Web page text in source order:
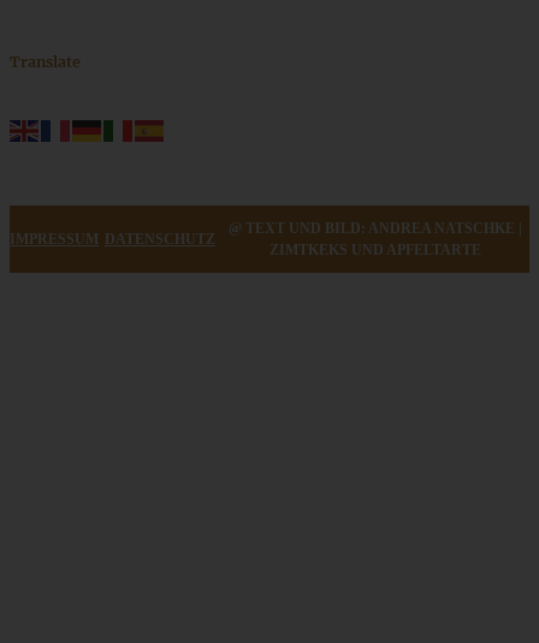
Translate
IMPRESSUM DATENSCHUTZ
@ TEXT UND BILD: ANDREA NATSCHKE |
ZIMTKEKS UND APFELTARTE